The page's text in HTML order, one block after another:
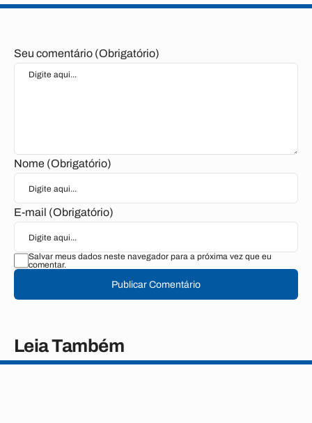
Seu comentário (Obrigatório)
Nome (Obrigatório)
E-mail (Obrigatório)
Salvar meus dados neste navegador para a próxima vez que eu
comentar.
Publicar Comentário
Leia Também